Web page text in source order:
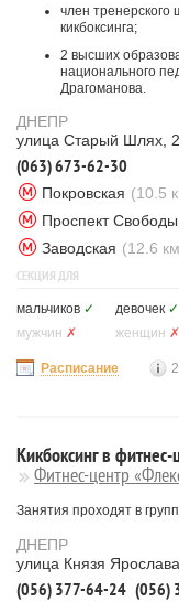
член
кикбоксинга;
2 высших
национального
Драгоманова.
ДНЕПР
улица Старый Шлях, 2
(063) 673-62-30
Покровская (10.5
Проспект Свободы
Заводская (12.6
СЕКЦИЯ ДЛЯ
мальчиков ✓ девочек ✓
мужчин ✗ женщин ✗
Расписание
Кикбоксинг в
Фитнес-центр
Занятия проходят в
ДНЕПР
улица Князя
(056) 377-64-24 (056)